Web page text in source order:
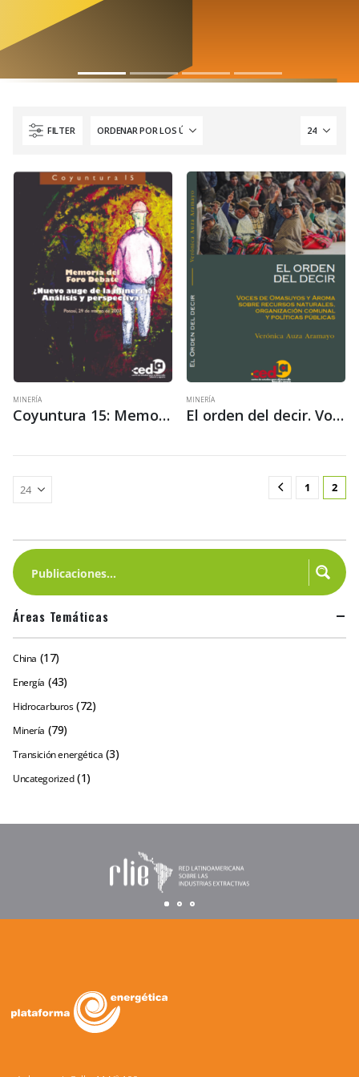
FILTER
MINERÍA
Coyuntura 15: Memoria del Foro Debate ¿Nuevo auge de la minería? Análisis y perspectivas
MINERÍA
El orden del decir. Voces de Omasuyos y Aroma sobre recursos naturales, organización comunal y políticas públicas
1 2
Áreas Temáticas
China (17)
Energía (43)
Hidrocarburos (72)
Minería (79)
Transición energética (3)
Uncategorized (1)